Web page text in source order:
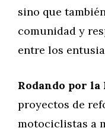
sino que
comunidad y
entre los
Rodando por
proyectos de
motociclistas a